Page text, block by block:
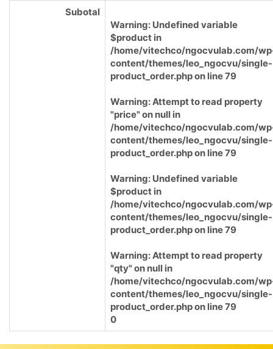
Subotal
Warning: Undefined variable
$product in
/home/vitechco/ngocvulab.com/
content/themes/leo_ngocvu/single-
product_order.phpon line79
Warning: Attempt to read property
"price" on null in
/home/vitechco/ngocvulab.com/
content/themes/leo_ngocvu/single-
product_order.phpon line79
Warning: Undefined variable
$product in
/home/vitechco/ngocvulab.com/
content/themes/leo_ngocvu/single-
product_order.phpon line79
Warning: Attempt to read property
"qty" on null in
/home/vitechco/ngocvulab.com/
content/themes/leo_ngocvu/single-
product_order.phpon line79
0